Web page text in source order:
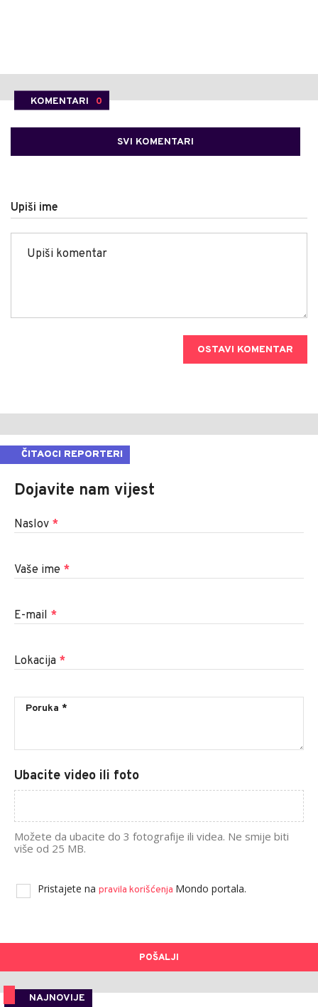
KOMENTARI 0
SVI KOMENTARI
Upiši ime
OSTAVI KOMENTAR
ČITAOCI REPORTERI
Dojavite nam vijest
Naslov *
Vaše ime *
E-mail *
Lokacija *
Ubacite video ili foto
Možete da ubacite do 3 fotografije ili videa. Ne smije biti
više od 25 MB.
Pristajete na pravila korišćenja Mondo portala.
POŠALJI
NAJNOVIJE